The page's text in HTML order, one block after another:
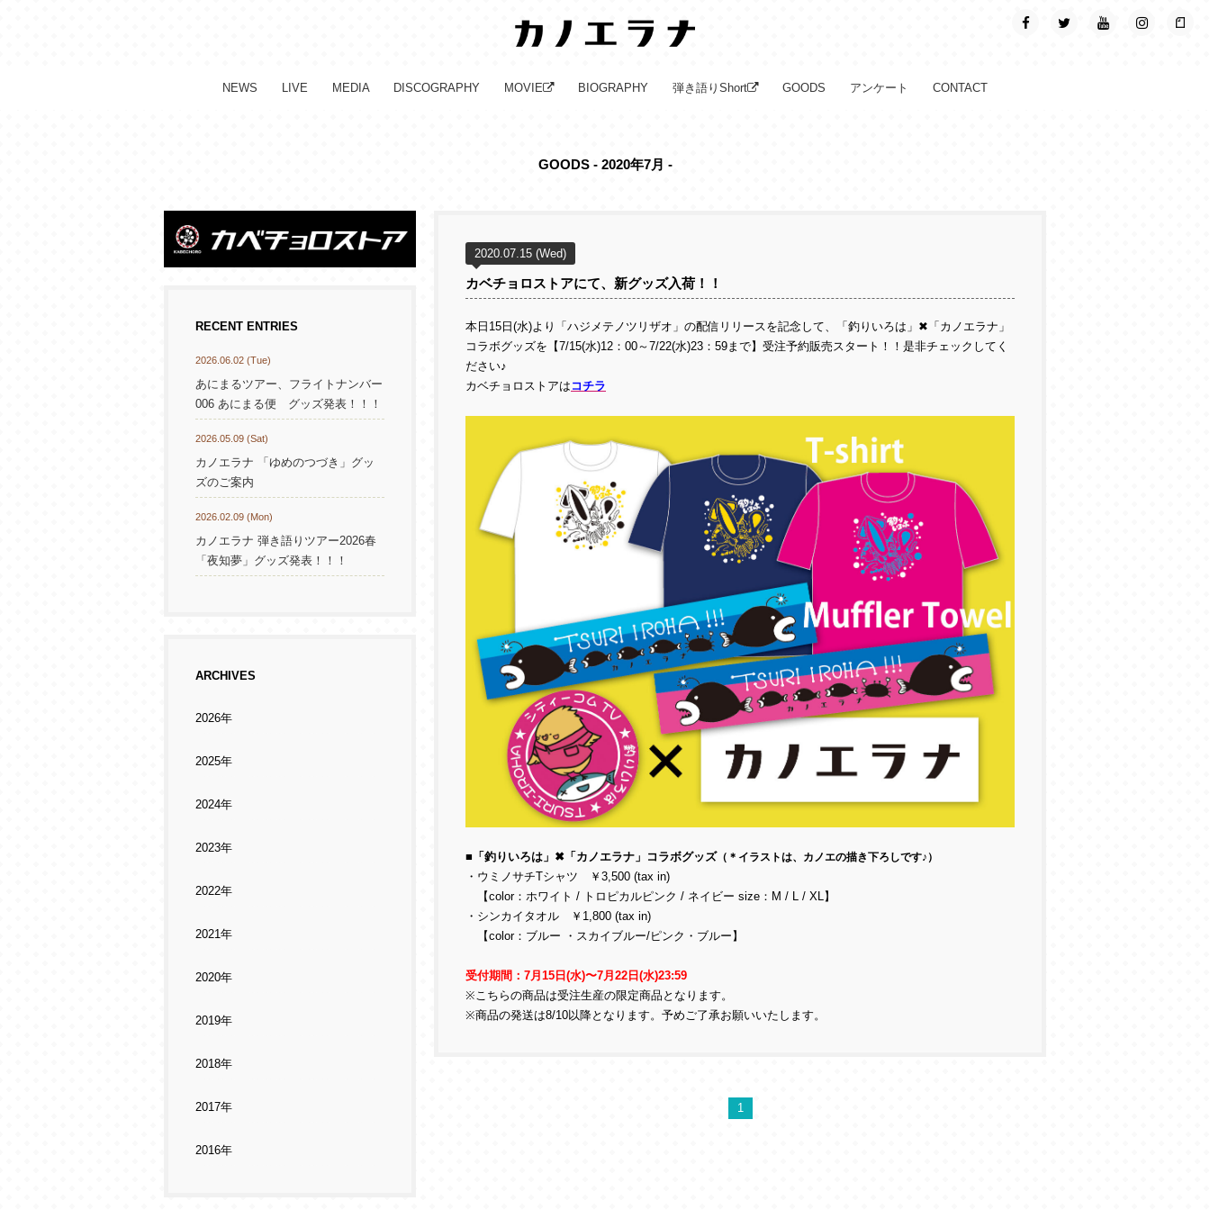
NEWS LIVE MEDIA DISCOGRAPHY MOVIE BIOGRAPHY 弾き語りShort GOODS アンケート CONTACT
GOODS - 2020年7月 -
2020.07.15 (Wed)
カベチョロストアにて、新グッズ入荷！！
本日15日(水)より「ハジメテノツリザオ」の配信リリースを記念して、「釣りいろは」✖「カノエラナ」
コラボグッズを【7/15(水)12：00～7/22(水)23：59まで】受注予約販売スタート！！是非チェックしてく
ださい♪
カベチョロストアは コチラ
■「釣りいろは」✖「カノエラナ」コラボグッズ （ ＊イラストは、カノエの描き下ろしです♪）
・ウミノサチTシャツ ￥3,500 (tax in)
【color：ホワイト / トロピカルピンク / ネイビー size：M / L / XL】
・シンカイタオル ￥1,800 (tax in)
【color：ブルー ・スカイブルー/ピンク・ブルー】
受付期間：7月15日(水)〜7月22日(水)23:59
※こちらの商品は受注生産の限定商品となります。
※商品の発送は8/10以降となります。予めご了承お願いいたします。
1
RECENT ENTRIES
2026.06.02 (Tue)
あにまるツアー、フライトナンバー
006 あにまる便 グッズ発表！！！
2026.05.09 (Sat)
カノエラナ 「ゆめのつづき」グッ
ズのご案内
2026.02.09 (Mon)
カノエラナ 弾き語りツアー2026春
「夜知夢」グッズ発表！！！
ARCHIVES
2026年
2025年
2024年
2023年
2022年
2021年
2020年
2019年
2018年
2017年
2016年